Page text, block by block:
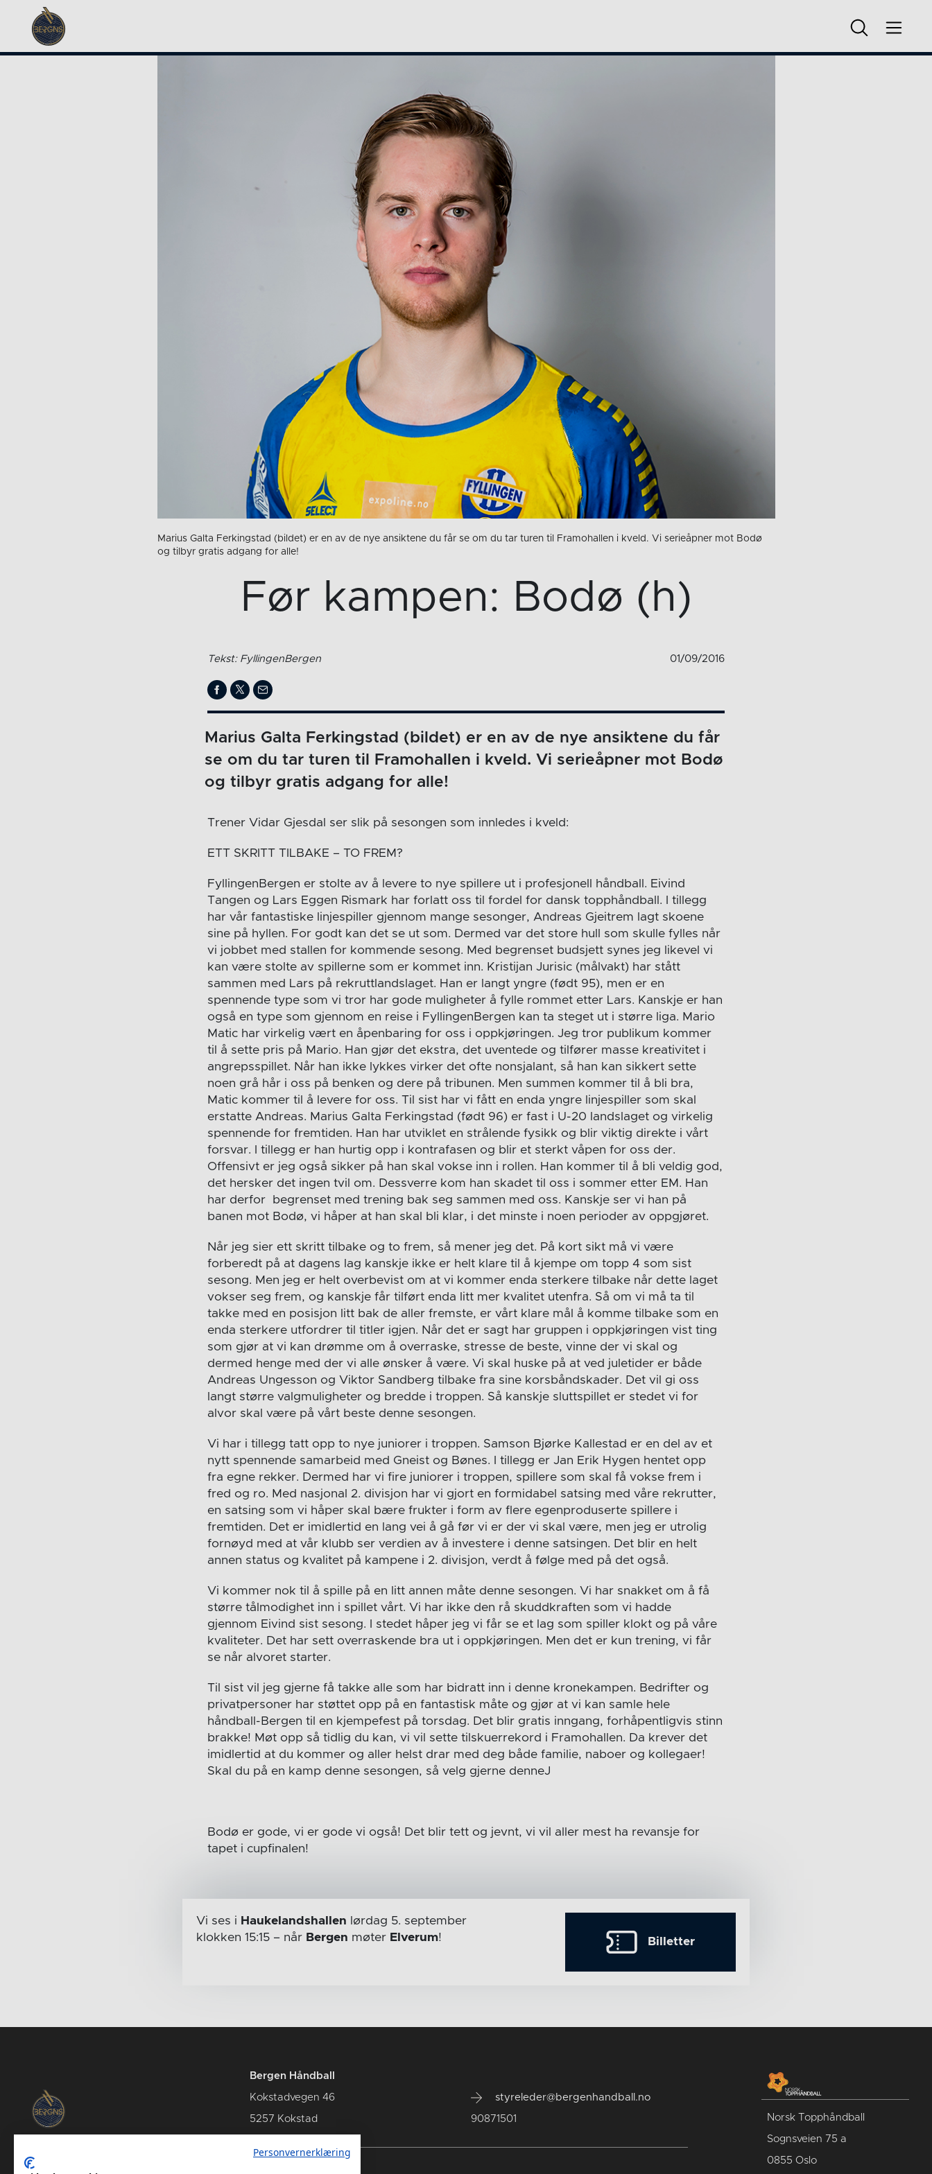
Marius Galta Ferkingstad (bildet) er en av de nye ansiktene du får se om du tar turen til Framohallen i kveld. Vi serieåpner mot Bodø
og tilbyr gratis adgang for alle!
Før kampen: Bodø (h)
Tekst: FyllingenBergen 01/09/2016
Marius Galta Ferkingstad (bildet) er en av de nye ansiktene du får
se om du tar turen til Framohallen i kveld. Vi serieåpner mot Bodø
og tilbyr gratis adgang for alle!
Trener Vidar Gjesdal ser slik på sesongen som innledes i kveld:
ETT SKRITT TILBAKE – TO FREM?
FyllingenBergen er stolte av å levere to nye spillere ut i profesjonell håndball. Eivind
Tangen og Lars Eggen Rismark har forlatt oss til fordel for dansk topphåndball. I tillegg
har vår fantastiske linjespiller gjennom mange sesonger, Andreas Gjeitrem lagt skoene
sine på hyllen. For godt kan det se ut som. Dermed var det store hull som skulle fylles når
vi jobbet med stallen for kommende sesong. Med begrenset budsjett synes jeg likevel vi
kan være stolte av spillerne som er kommet inn. Kristijan Jurisic (målvakt) har stått
sammen med Lars på rekruttlandslaget. Han er langt yngre (født 95), men er en
spennende type som vi tror har gode muligheter å fylle rommet etter Lars. Kanskje er han
også en type som gjennom en reise i FyllingenBergen kan ta steget ut i større liga. Mario
Matic har virkelig vært en åpenbaring for oss i oppkjøringen. Jeg tror publikum kommer
til å sette pris på Mario. Han gjør det ekstra, det uventede og tilfører masse kreativitet i
angrepsspillet. Når han ikke lykkes virker det ofte nonsjalant, så han kan sikkert sette
noen grå hår i oss på benken og dere på tribunen. Men summen kommer til å bli bra,
Matic kommer til å levere for oss. Til sist har vi fått en enda yngre linjespiller som skal
erstatte Andreas. Marius Galta Ferkingstad (født 96) er fast i U-20 landslaget og virkelig
spennende for fremtiden. Han har utviklet en strålende fysikk og blir viktig direkte i vårt
forsvar. I tillegg er han hurtig opp i kontrafasen og blir et sterkt våpen for oss der.
Offensivt er jeg også sikker på han skal vokse inn i rollen. Han kommer til å bli veldig god,
det hersker det ingen tvil om. Dessverre kom han skadet til oss i sommer etter EM. Han
har derfor begrenset med trening bak seg sammen med oss. Kanskje ser vi han på
banen mot Bodø, vi håper at han skal bli klar, i det minste i noen perioder av oppgjøret.
Når jeg sier ett skritt tilbake og to frem, så mener jeg det. På kort sikt må vi være
forberedt på at dagens lag kanskje ikke er helt klare til å kjempe om topp 4 som sist
sesong. Men jeg er helt overbevist om at vi kommer enda sterkere tilbake når dette laget
vokser seg frem, og kanskje får tilført enda litt mer kvalitet utenfra. Så om vi må ta til
takke med en posisjon litt bak de aller fremste, er vårt klare mål å komme tilbake som en
enda sterkere utfordrer til titler igjen. Når det er sagt har gruppen i oppkjøringen vist ting
som gjør at vi kan drømme om å overraske, stresse de beste, vinne der vi skal og
dermed henge med der vi alle ønsker å være. Vi skal huske på at ved juletider er både
Andreas Ungesson og Viktor Sandberg tilbake fra sine korsbåndskader. Det vil gi oss
langt større valgmuligheter og bredde i troppen. Så kanskje sluttspillet er stedet vi for
alvor skal være på vårt beste denne sesongen.
Vi har i tillegg tatt opp to nye juniorer i troppen. Samson Bjørke Kallestad er en del av et
nytt spennende samarbeid med Gneist og Bønes. I tillegg er Jan Erik Hygen hentet opp
fra egne rekker. Dermed har vi fire juniorer i troppen, spillere som skal få vokse frem i
fred og ro. Med nasjonal 2. divisjon har vi gjort en formidabel satsing med våre rekrutter,
en satsing som vi håper skal bære frukter i form av flere egenproduserte spillere i
fremtiden. Det er imidlertid en lang vei å gå før vi er der vi skal være, men jeg er utrolig
fornøyd med at vår klubb ser verdien av å investere i denne satsingen. Det blir en helt
annen status og kvalitet på kampene i 2. divisjon, verdt å følge med på det også.
Vi kommer nok til å spille på en litt annen måte denne sesongen. Vi har snakket om å få
større tålmodighet inn i spillet vårt. Vi har ikke den rå skuddkraften som vi hadde
gjennom Eivind sist sesong. I stedet håper jeg vi får se et lag som spiller klokt og på våre
kvaliteter. Det har sett overraskende bra ut i oppkjøringen. Men det er kun trening, vi får
se når alvoret starter.
Til sist vil jeg gjerne få takke alle som har bidratt inn i denne kronekampen. Bedrifter og
privatpersoner har støttet opp på en fantastisk måte og gjør at vi kan samle hele
håndball-Bergen til en kjempefest på torsdag. Det blir gratis inngang, forhåpentligvis stinn
brakke! Møt opp så tidlig du kan, vi vil sette tilskuerrekord i Framohallen. Da krever det
imidlertid at du kommer og aller helst drar med deg både familie, naboer og kollegaer!
Skal du på en kamp denne sesongen, så velg gjerne denneJ
Bodø er gode, vi er gode vi også! Det blir tett og jevnt, vi vil aller mest ha revansje for
tapet i cupfinalen!
Vi ses i Haukelandshallen lørdag 5. september
klokken 15:15– når Bergen møter Elverum! Billetter
Bergen Håndball
Kokstadvegen 46
5257 Kokstad
styreleder@bergenhandball.no
90871501 Norsk Topphåndball
Sognsveien 75 a
0855 Oslo
Personvernerklæring